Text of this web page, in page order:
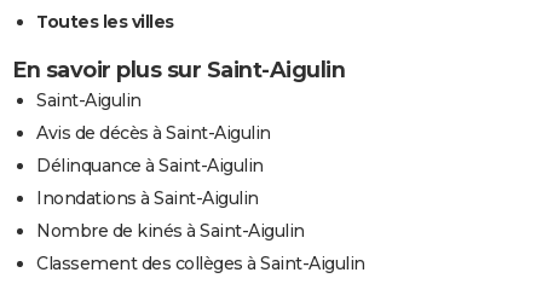
Toutes les villes
En savoir plus sur Saint-Aigulin
Saint-Aigulin
Avis de décès à Saint-Aigulin
Délinquance à Saint-Aigulin
Inondations à Saint-Aigulin
Nombre de kinés à Saint-Aigulin
Classement des collèges à Saint-Aigulin